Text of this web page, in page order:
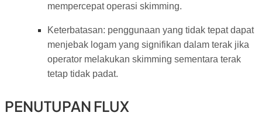
mempercepat operasi skimming.
Keterbatasan: penggunaan yang tidak tepat dapat
menjebak logam yang signifikan dalam terak jika
operator melakukan skimming sementara terak
tetap tidak padat.
PENUTUPAN FLUX